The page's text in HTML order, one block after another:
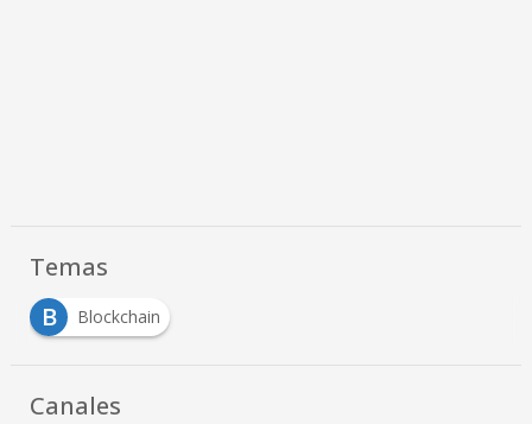
Temas
B
Blockchain
Canales